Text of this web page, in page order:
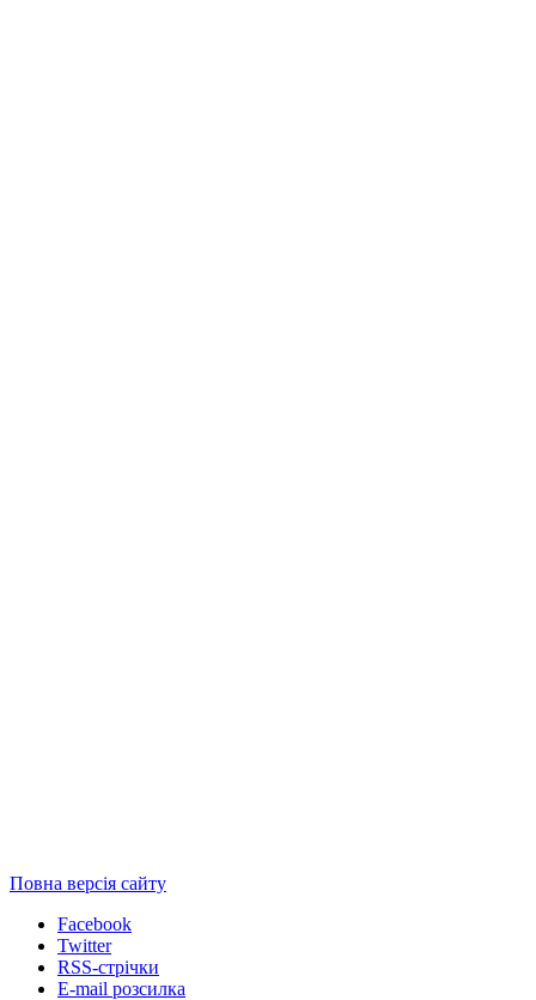
Повна версія сайту
Facebook
Twitter
RSS-стрічки
E-mail розсилка